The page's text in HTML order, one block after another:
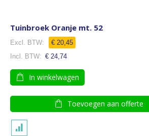
Tuinbroek Oranje mt. 52
€ 20,45
€ 24,74
In winkelwagen
Toevoegen aan offerte